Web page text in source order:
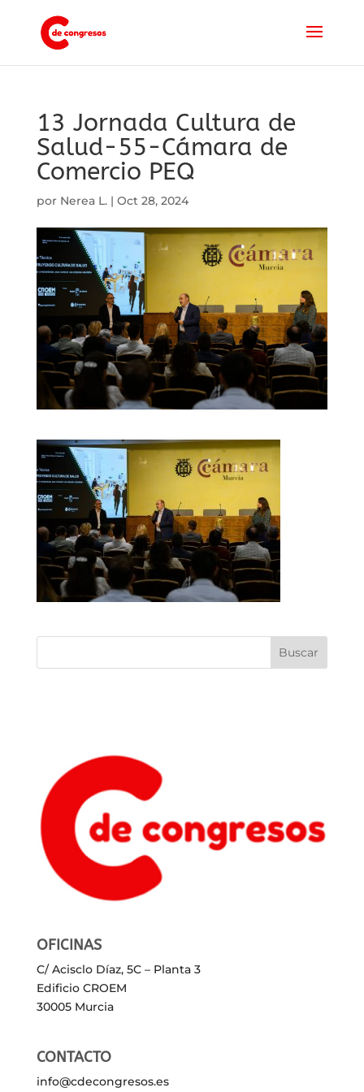
13 Jornada Cultura de
Salud-55-Cámara de
Comercio PEQ
por Nerea L.| Oct 28, 2024
OFICINAS
C/ Acisclo Díaz, 5C – Planta 3
Edificio CROEM
30005 Murcia
CONTACTO
info@cdecongresos.es